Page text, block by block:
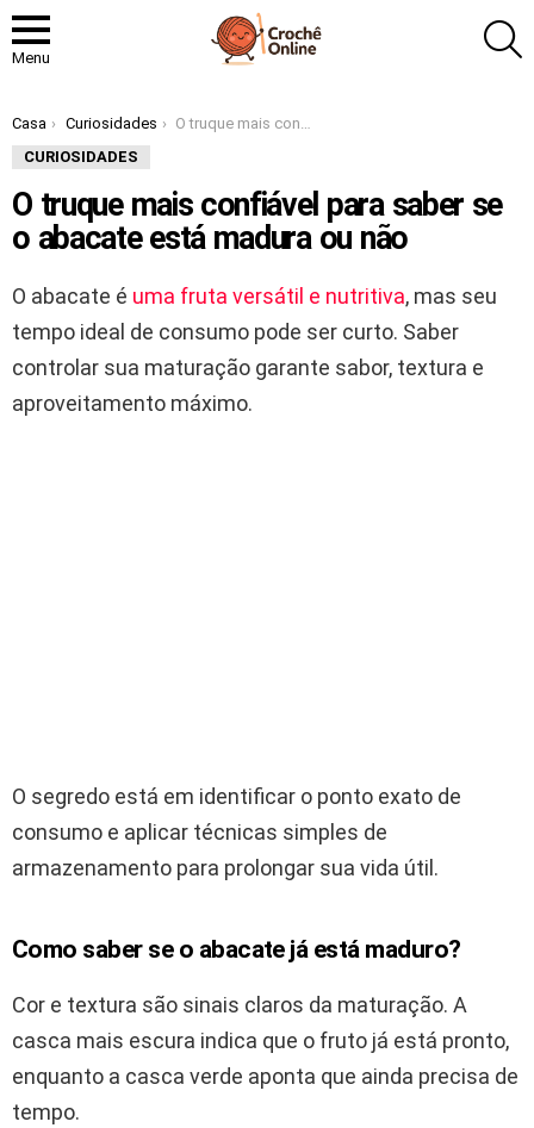
Menu
Você está aqui:
Casa Curiosidades
O truque mais confiável para saber se o abacate está madura ou não
CURIOSIDADES
O truque mais confiável para saber se
o abacate está madura ou não
O abacate é uma fruta versátil e nutritiva, mas seu
tempo ideal de consumo pode ser curto. Saber
controlar sua maturação garante sabor, textura e
aproveitamento máximo.
O segredo está em identificar o ponto exato de
consumo e aplicar técnicas simples de
armazenamento para prolongar sua vida útil.
Como saber se o abacate já está maduro?
Cor e textura são sinais claros da maturação. A
casca mais escura indica que o fruto já está pronto,
enquanto a casca verde aponta que ainda precisa de
tempo.